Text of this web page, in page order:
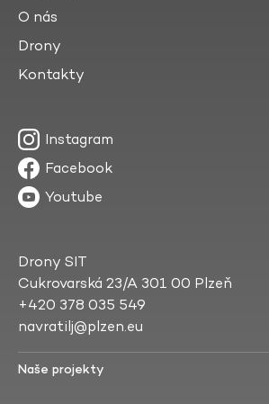
O nás
Drony
Kontakty
Instagram
Facebook
Youtube
Drony SIT
Cukrovarská 23/A 301 00 Plzeň
+420 378 035 549
navratilj@plzen.eu
Naše projekty